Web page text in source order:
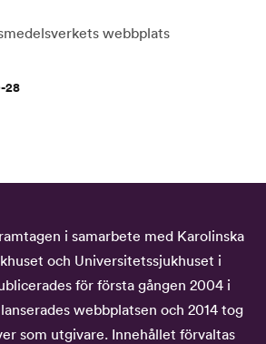
webbplats
28
i samarbete med Karolinska
och Universitetssjukhuset i
för första gången 2004 i
webbplatsen och 2014 tog
som utgivare. Innehållet förvaltas